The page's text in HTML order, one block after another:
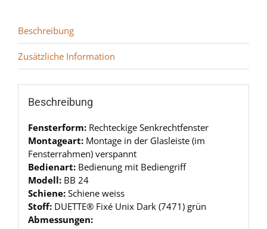
Beschreibung
Zusätzliche Information
Beschreibung
Fensterform: Rechteckige Senkrechtfenster
Montageart: Montage in der Glasleiste (im
Fensterrahmen) verspannt
Bedienart: Bedienung mit Bediengriff
Modell: BB 24
Schiene: Schiene weiss
Stoff: DUETTE® Fixé Unix Dark (7471) grün
Abmessungen: